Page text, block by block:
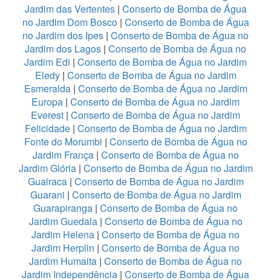
Jardim das Vertentes| Conserto de Bomba de Água
no Jardim Dom Bosco| Conserto de Bomba de Água
no Jardim dos Ipes | Conserto de Bomba de Água no
Jardim dos Lagos | Conserto de Bomba de Água no
Jardim Edi | Conserto de Bomba de Água no Jardim
Eledy| Conserto de Bomba de Água no Jardim
Esmeralda| Conserto de Bomba de Água no Jardim
Europa | Conserto de Bomba de Água no Jardim
Everest | Conserto de Bomba de Água no Jardim
Felicidade| Conserto de Bomba de Água no Jardim
Fonte do Morumbi | Conserto de Bomba de Água no
Jardim França| Conserto de Bomba de Água no
Jardim Glória| Conserto de Bomba de Água no Jardim
Guairaca| Conserto de Bomba de Água no Jardim
Guarani | Conserto de Bomba de Água no Jardim
Guarapiranga | Conserto de Bomba de Água no
Jardim Guedala| Conserto de Bomba de Água no
Jardim Helena | Conserto de Bomba de Água no
Jardim Herplin | Conserto de Bomba de Água no
Jardim Humaita | Conserto de Bomba de Água no
Jardim Independência | Conserto de Bomba de Água